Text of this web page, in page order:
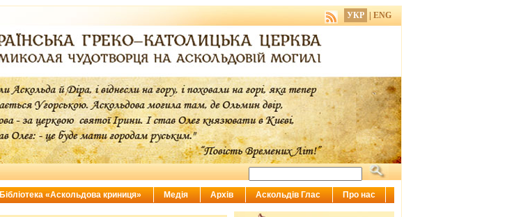
УКР ENG
Бібліотека «Аскольдова криниця» Медія Архів Аскольдів Глас Про нас